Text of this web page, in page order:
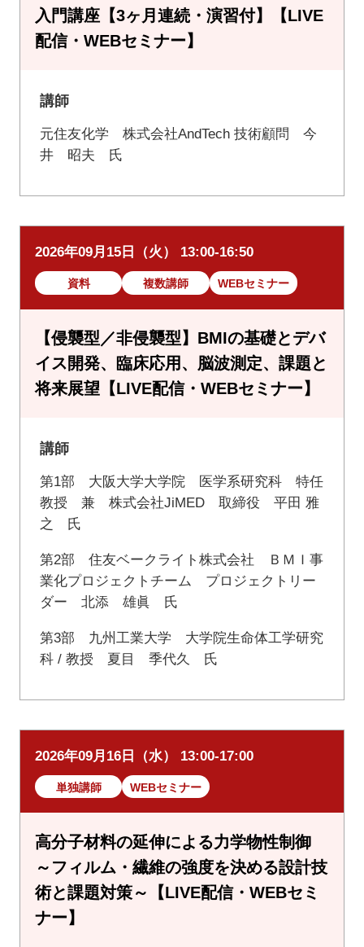
入門講座【3ヶ月連続・演習付】【LIVE
配信・WEBセミナー】
講師
元住友化学 株式会社AndTech 技術顧問 今
井 昭夫 氏
2026年09月15日（火） 13:00-16:50
資料 複数講師 WEBセミナー
【侵襲型／非侵襲型】BMIの基礎とデバ
イス開発、臨床応用、脳波測定、課題と
将来展望【LIVE配信・WEBセミナー】
講師
第1部 大阪大学大学院 医学系研究科 特任
教授 兼 株式会社JiMED 取締役 平田 雅
之 氏
第2部 住友ベークライト株式会社 ＢＭＩ事
業化プロジェクトチーム プロジェクトリー
ダー 北添 雄眞 氏
第3部 九州工業大学 大学院生命体工学研究
科 / 教授 夏目 季代久 氏
2026年09月16日（水） 13:00-17:00
単独講師 WEBセミナー
高分子材料の延伸による力学物性制御
～フィルム・繊維の強度を決める設計技
術と課題対策～【LIVE配信・WEBセミ
ナー】